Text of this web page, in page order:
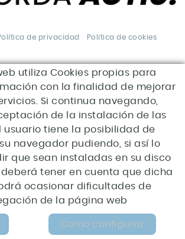
de privacidad Política de cookies
Servei
local.
utiliza Cookies propias para
con la finalidad de mejorar
Si continua navegando,
de la instalación de las
usuario tiene la posibilidad de
navegador pudiendo, si así lo
que sean instaladas en su disco
tener en cuenta que dicha
ocasionar dificultades de
de la página web
Como configurar